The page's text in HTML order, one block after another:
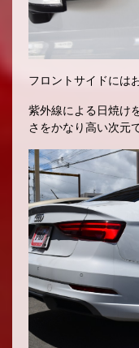
フロントサイドには
紫外線による日焼け
さをかなり高い次元